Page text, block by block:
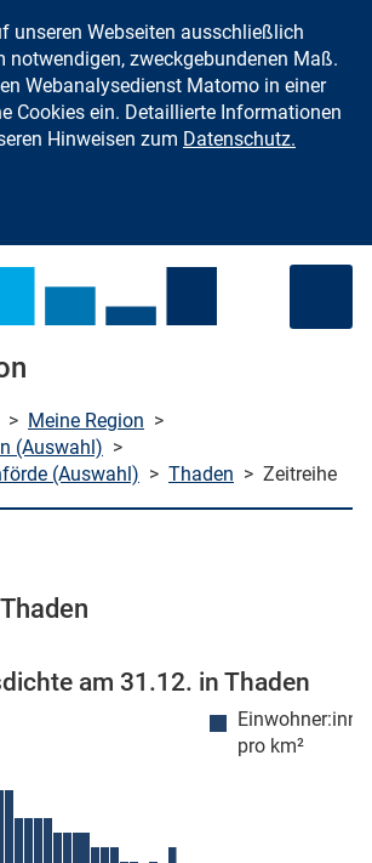
Zum Inhalt springen
unseren Webseiten ausschließlich
notwendigen, zweckgebundenen Maß.
Webanalysedienst Matomo in einer
Cookies ein. Detaillierte Informationen
Hinweisen zum Datenschutz.
> Meine Region >
(Auswahl) >
(Auswahl) > Thaden > Zeitreihe
am 31.12. in Thaden
pro km²